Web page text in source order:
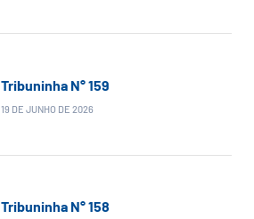
Tribuninha N° 159
19 DE JUNHO DE 2026
Tribuninha N° 158